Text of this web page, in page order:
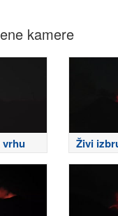
kamere
vrhu Živi